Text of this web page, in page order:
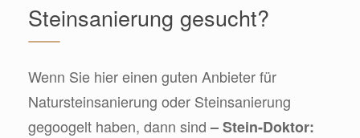
Steinsanierung gesucht?
Wenn Sie hier einen guten Anbieter für
Natursteinsanierung oder Steinsanierung
gegoogelt haben, dann sind– Stein-Doktor: